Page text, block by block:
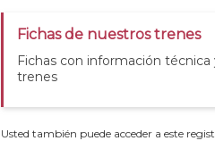
Fichas de nuestros trenes
Fichas con información
trenes
Usted también puede acceder a este